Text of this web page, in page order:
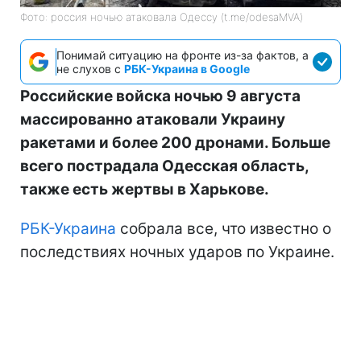
Фото: россия ночью атаковала Одессу (t.me/odesaMVA)
Понимай ситуацию на фронте из-за фактов, а
не слухов с РБК-Украина в Google
Российские войска ночью 9 августа
массированно атаковали Украину
ракетами и более 200 дронами. Больше
всего пострадала Одесская область,
также есть жертвы в Харькове.
РБК-Украина собрала все, что известно о
последствиях ночных ударов по Украине.